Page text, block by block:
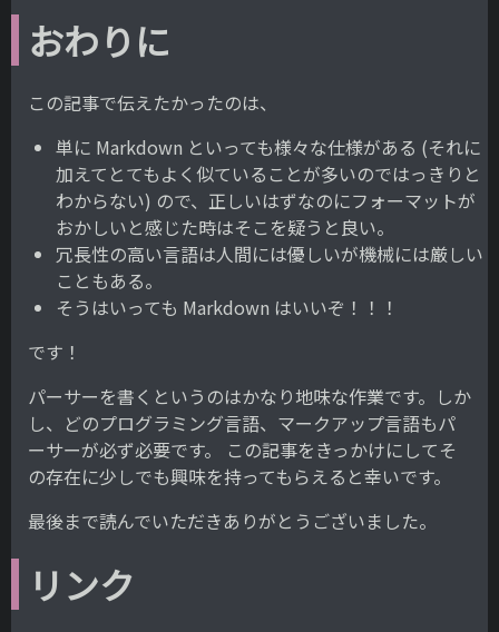
おわりに
この記事で伝えたかったのは、
単に Markdown といっても様々な仕様がある (それに
加えてとてもよく似ていることが多いのではっきりと
わからない) ので、正しいはずなのにフォーマットが
おかしいと感じた時はそこを疑うと良い。
冗長性の高い言語は人間には優しいが機械には厳しい
こともある。
そうはいっても Markdown はいいぞ！！！
です！
パーサーを書くというのはかなり地味な作業です。しか
し、どのプログラミング言語、マークアップ言語もパ
ーサーが必ず必要です。 この記事をきっかけにしてそ
の存在に少しでも興味を持ってもらえると幸いです。
最後まで読んでいただきありがとうございました。
リンク